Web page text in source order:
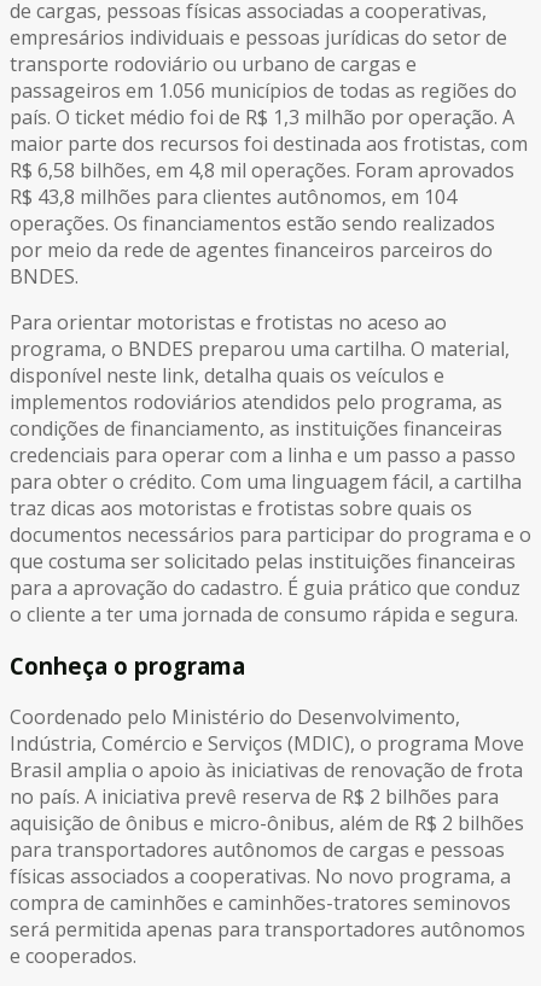
de cargas, pessoas físicas associadas a cooperativas,
empresários individuais e pessoas jurídicas do setor de
transporte rodoviário ou urbano de cargas e
passageiros em 1.056 municípios de todas as regiões do
país. O ticket médio foi de R$ 1,3 milhão por operação. A
maior parte dos recursos foi destinada aos frotistas, com
R$ 6,58 bilhões, em 4,8 mil operações. Foram aprovados
R$ 43,8 milhões para clientes autônomos, em 104
operações. Os financiamentos estão sendo realizados
por meio da rede de agentes financeiros parceiros do
BNDES.
Para orientar motoristas e frotistas no aceso ao
programa, o BNDES preparou uma cartilha. O material,
disponível neste link, detalha quais os veículos e
implementos rodoviários atendidos pelo programa, as
condições de financiamento, as instituições financeiras
credenciais para operar com a linha e um passo a passo
para obter o crédito. Com uma linguagem fácil, a cartilha
traz dicas aos motoristas e frotistas sobre quais os
documentos necessários para participar do programa e o
que costuma ser solicitado pelas instituições financeiras
para a aprovação do cadastro. É guia prático que conduz
o cliente a ter uma jornada de consumo rápida e segura.
Conheça o programa
Coordenado pelo Ministério do Desenvolvimento,
Indústria, Comércio e Serviços (MDIC), o programa Move
Brasil amplia o apoio às iniciativas de renovação de frota
no país. A iniciativa prevê reserva de R$ 2 bilhões para
aquisição de ônibus e micro-ônibus, além de R$ 2 bilhões
para transportadores autônomos de cargas e pessoas
físicas associados a cooperativas. No novo programa, a
compra de caminhões e caminhões-tratores seminovos
será permitida apenas para transportadores autônomos
e cooperados.